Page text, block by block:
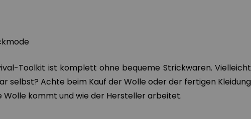
Toolkit ist komplett ohne bequeme Strickwaren. Vielleicht
selbst? Achte beim Kauf der Wolle oder der fertigen Kleidung
Wolle kommt und wie der Hersteller arbeitet.